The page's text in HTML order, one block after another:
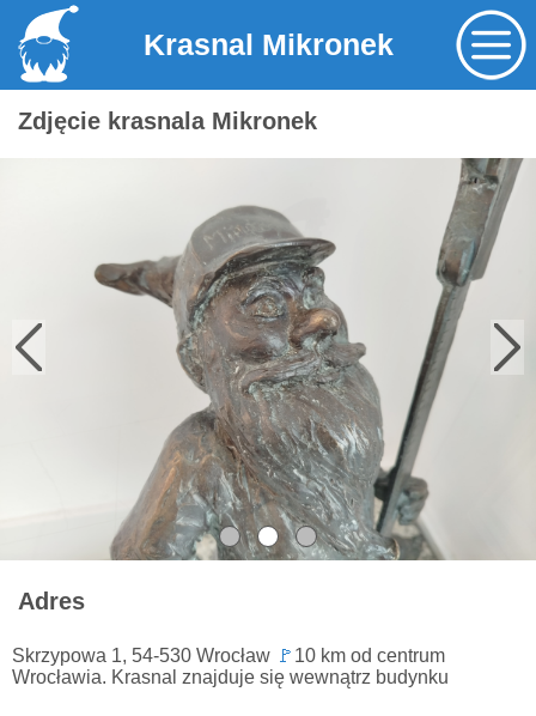
Krasnal Mikronek
Zdjęcie krasnala Mikronek
Adres
Skrzypowa 1, 54-530 Wrocław 🚩 10 km od centrum
Wrocławia. Krasnal znajduje się wewnątrz budynku